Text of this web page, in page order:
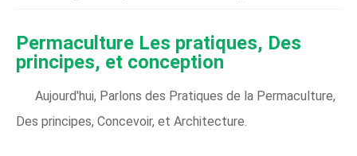
Permaculture Les pratiques, Des
principes, et conception
Aujourd'hui, Parlons des Pratiques de la Permaculture,
Des principes, Concevoir, et Architecture.